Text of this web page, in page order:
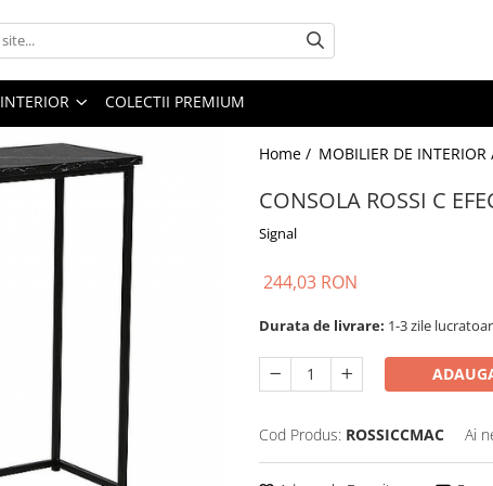
COLECTII PREMIUM
Home / MOBILIER DE INTERIOR
CONSOLA ROSSI C
Signal
244,03 RON
Durata de livrare: 1-3 zile
Cod Produs: ROSSICCMAC Ai